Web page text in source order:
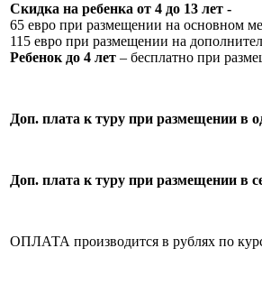
Скидка на ребенка от 4 до 13 лет -
65 евро при размещении на основном
115 евро при размещении на
Ребенок до 4 лет – бесплатно при
Доп. плата к туру при размещении в
Доп. плата к туру при размещении в c
ОПЛАТА производится в рублях по